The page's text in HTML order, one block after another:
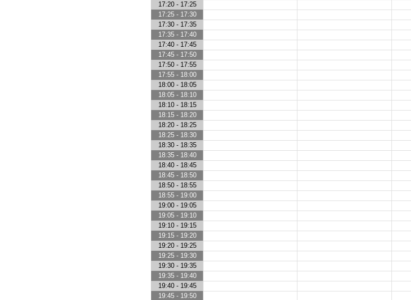
17:20 - 17:25
17:25 - 17:30
17:30 - 17:35
17:35 - 17:40
17:40 - 17:45
17:45 - 17:50
17:50 - 17:55
17:55 - 18:00
18:00 - 18:05
18:05 - 18:10
18:10 - 18:15
18:15 - 18:20
18:20 - 18:25
18:25 - 18:30
18:30 - 18:35
18:35 - 18:40
18:40 - 18:45
18:45 - 18:50
18:50 - 18:55
18:55 - 19:00
19:00 - 19:05
19:05 - 19:10
19:10 - 19:15
19:15 - 19:20
19:20 - 19:25
19:25 - 19:30
19:30 - 19:35
19:35 - 19:40
19:40 - 19:45
19:45 - 19:50